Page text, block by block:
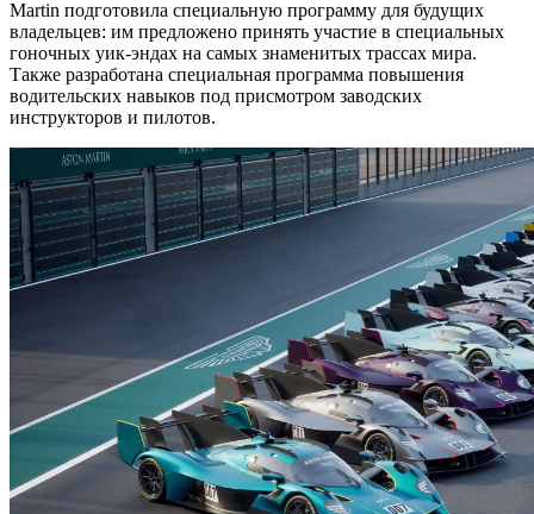
Martin подготовила специальную программу для будущих
владельцев: им предложено принять участие в специальных
гоночных уик-эндах на самых знаменитых трассах мира.
Также разработана специальная программа повышения
водительских навыков под присмотром заводских
инструкторов и пилотов.